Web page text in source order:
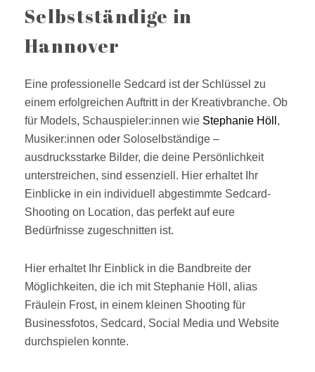
Selbstständige in
Hannover
Eine professionelle Sedcard ist der Schlüssel zu
einem erfolgreichen Auftritt in der Kreativbranche. Ob
für Models, Schauspieler:innen wie Stephanie Höll ,
Musiker:innen oder Soloselbständige –
ausdrucksstarke Bilder, die deine Persönlichkeit
unterstreichen, sind essenziell. Hier erhaltet Ihr
Einblicke in ein individuell abgestimmte Sedcard-
Shooting on Location, das perfekt auf eure
Bedürfnisse zugeschnitten ist.
Hier erhaltet Ihr Einblick in die Bandbreite der
Möglichkeiten, die ich mit Stephanie Höll, alias
Fräulein Frost, in einem kleinen Shooting für
Businessfotos, Sedcard, Social Media und Website
durchspielen konnte.